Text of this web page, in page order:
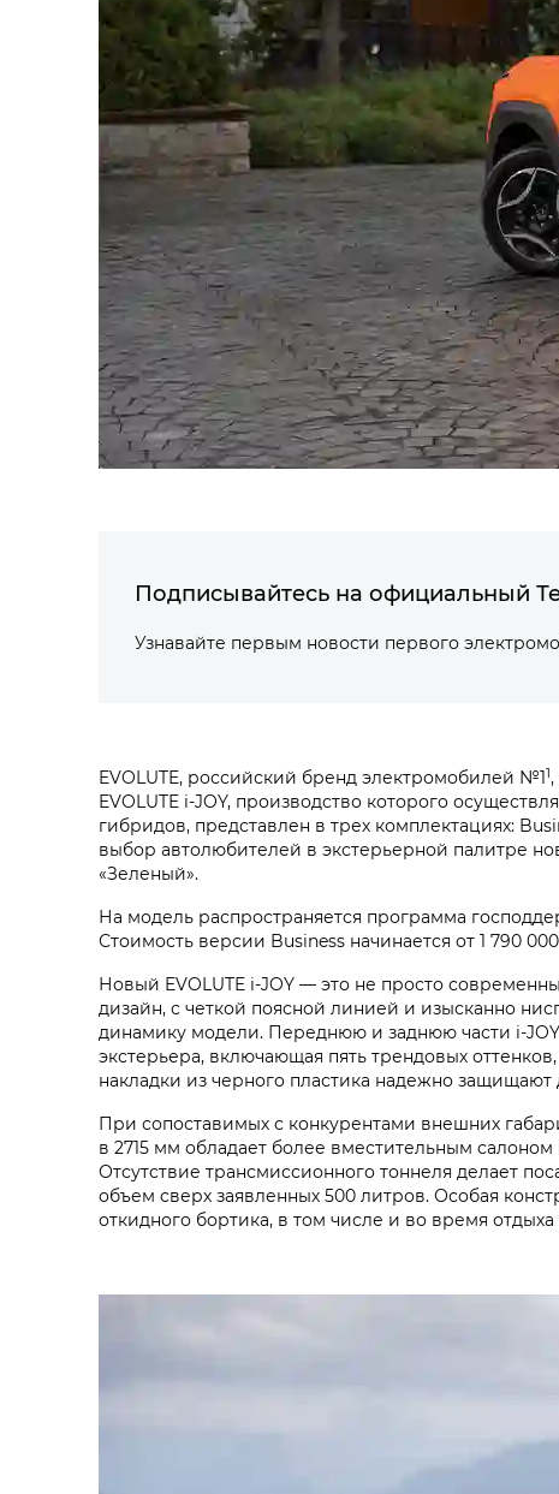
Подписывайтесь на официальный
Узнавайте первым новости первого
EVOLUTE, российский бренд электромобилей №11
EVOLUTE i‑JOY, производство которого
гибридов, представлен в трех комплектациях:
выбор автолюбителей в экстерьерной палитре
«Зеленый».
На модель распространяется программа
Стоимость версии Business начинается от 1 790 000
Новый EVOLUTE i‑JOY — это не просто
дизайн, с четкой поясной линией и изысканно
динамику модели. Переднюю и заднюю части
экстерьера, включающая пять трендовых
накладки из черного пластика надежно
При сопоставимых с конкурентами внешних
в 2715 мм обладает более вместительным
Отсутствие трансмиссионного тоннеля делает
объем сверх заявленных 500 литров. Особая
откидного бортика, в том числе и во время